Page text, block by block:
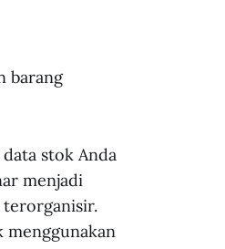
barang
stok Anda
menjadi
menggunakan